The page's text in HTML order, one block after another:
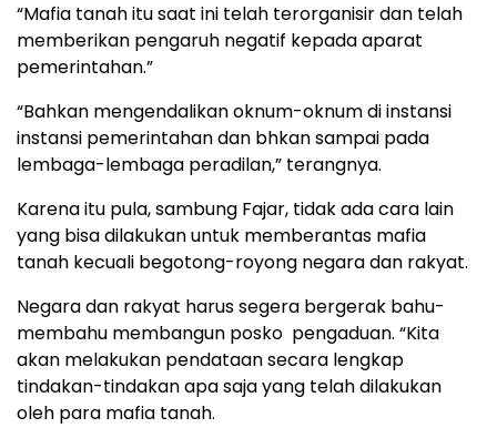
“Mafia tanah itu saat ini telah terorganisir dan telah
memberikan pengaruh negatif kepada aparat
pemerintahan.”
“Bahkan mengendalikan oknum-oknum di instansi
instansi pemerintahan dan bhkan sampai pada
lembaga-lembaga peradilan,” terangnya.
Karena itu pula, sambung Fajar, tidak ada cara lain
yang bisa dilakukan untuk memberantas mafia
tanah kecuali begotong-royong negara dan rakyat.
Negara dan rakyat harus segera bergerak bahu-
membahu membangun posko pengaduan. “Kita
akan melakukan pendataan secara lengkap
tindakan-tindakan apa saja yang telah dilakukan
oleh para mafia tanah.